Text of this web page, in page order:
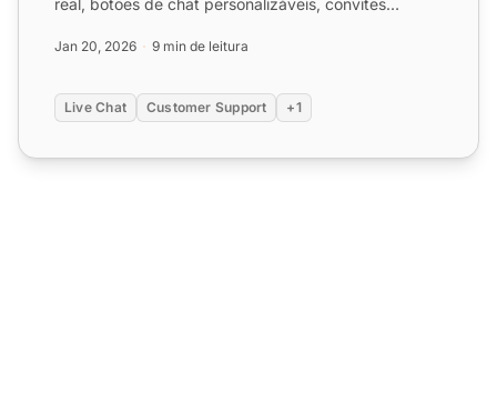
Jan 20, 2026 9 min de leitura
Live Chat Customer Support +1